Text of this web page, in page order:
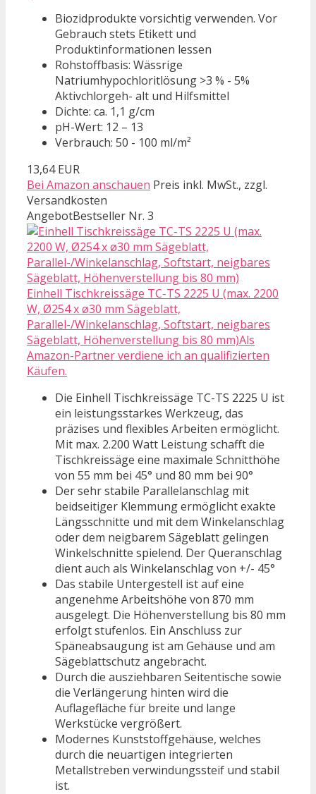
Biozidprodukte vorsichtig verwenden. Vor
Gebrauch stets Etikett und
Produktinformationen lessen
Rohstoffbasis: Wässrige
Natriumhypochloritlösung >3 % - 5%
Aktivchlorgeh- alt und Hilfsmittel
Dichte: ca. 1,1 g/cm
pH-Wert: 12 – 13
Verbrauch: 50 - 100 ml/m²
13,64 EUR
Bei Amazon anschauen Preis inkl. MwSt., zzgl.
Versandkosten
AngebotBestseller Nr. 3
Einhell Tischkreissäge TC-TS 2225 U (max. 2200
W, Ø254 x ø30 mm Sägeblatt,
Parallel-/Winkelanschlag, Softstart, neigbares
Sägeblatt, Höhenverstellung bis 80 mm)Als
Amazon-Partner verdiene ich an qualifizierten
Käufen.
Die Einhell Tischkreissäge TC-TS 2225 U ist
ein leistungsstarkes Werkzeug, das
präzises und flexibles Arbeiten ermöglicht.
Mit max. 2.200 Watt Leistung schafft die
Tischkreissäge eine maximale Schnitthöhe
von 55 mm bei 45° und 80 mm bei 90°
Der sehr stabile Parallelanschlag mit
beidseitiger Klemmung ermöglicht exakte
Längsschnitte und mit dem Winkelanschlag
oder dem neigbarem Sägeblatt gelingen
Winkelschnitte spielend. Der Queranschlag
dient auch als Winkelanschlag von +/- 45°
Das stabile Untergestell ist auf eine
angenehme Arbeitshöhe von 870 mm
ausgelegt. Die Höhenverstellung bis 80 mm
erfolgt stufenlos. Ein Anschluss zur
Späneabsaugung ist am Gehäuse und am
Sägeblattschutz angebracht.
Durch die ausziehbaren Seitentische sowie
die Verlängerung hinten wird die
Auflagefläche für breite und lange
Werkstücke vergrößert.
Modernes Kunststoffgehäuse, welches
durch die neuartigen integrierten
Metallstreben verwindungssteif und stabil
ist.